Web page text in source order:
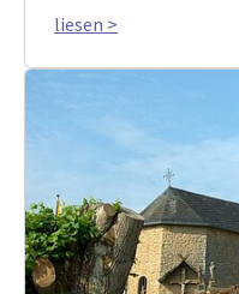
liesen >